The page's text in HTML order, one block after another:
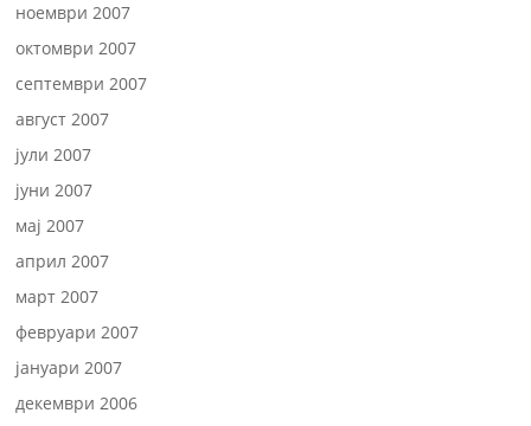
ноември 2007
октомври 2007
септември 2007
август 2007
јули 2007
јуни 2007
мај 2007
април 2007
март 2007
февруари 2007
јануари 2007
декември 2006